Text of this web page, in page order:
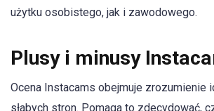
użytku osobistego, jak i zawodowego.
Plusy i minusy
Ocena Instacams obejmuje zrozumienie
słabych stron. Pomaga to zdecydować,